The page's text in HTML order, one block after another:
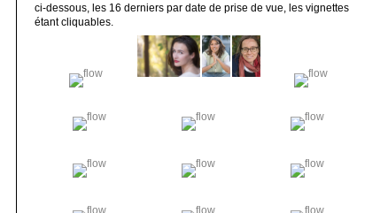
ci-dessous, les 16 derniers par date de prise de vue, les vignettes
étant cliquables.